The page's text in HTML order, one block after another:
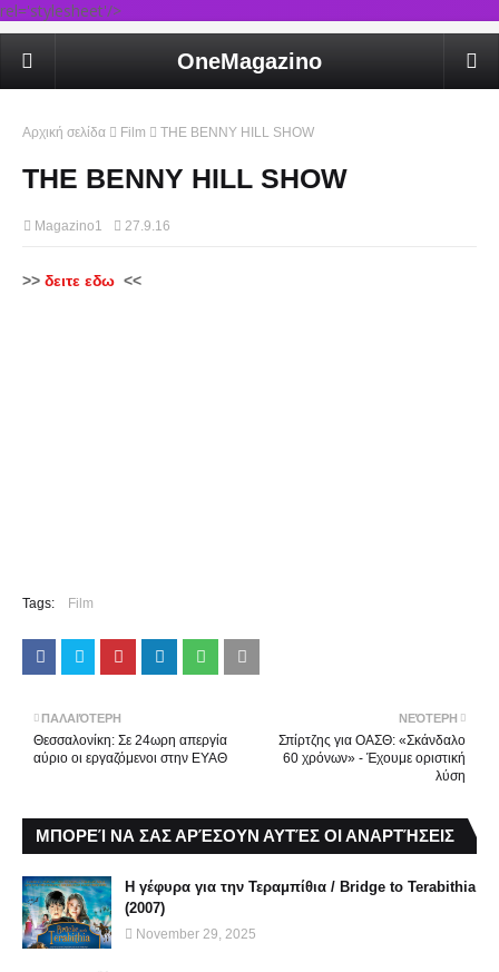
rel='stylesheet'/>
OneMagazino
Αρχική σελίδα Film THE BENNY HILL SHOW
THE BENNY HILL SHOW
Magazino1 27.9.16
>> δειτε εδω <<
Tags: Film
ΝΕΌΤΕΡΗ
Σπίρτζης για ΟΑΣΘ: «Σκάνδαλο
60 χρόνων» - Έχουμε οριστική
λύση
ΠΑΛΑΙΌΤΕΡΗ
Θεσσαλονίκη: Σε 24ωρη απεργία
αύριο οι εργαζόμενοι στην ΕΥΑΘ
ΜΠΟΡΕΊ ΝΑ ΣΑΣ ΑΡΈΣΟΥΝ ΑΥΤΈΣ ΟΙ ΑΝΑΡΤΉΣΕΙΣ
Η γέφυρα για την Τεραμπίθια / Bridge to Terabithia
(2007)
November 29, 2025